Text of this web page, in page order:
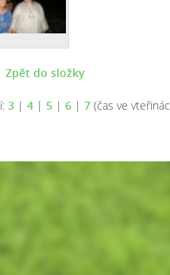
Zpět do složky
3| 4| 5| 6| 7(čas ve